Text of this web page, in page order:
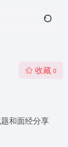
收藏 0
和面经分享